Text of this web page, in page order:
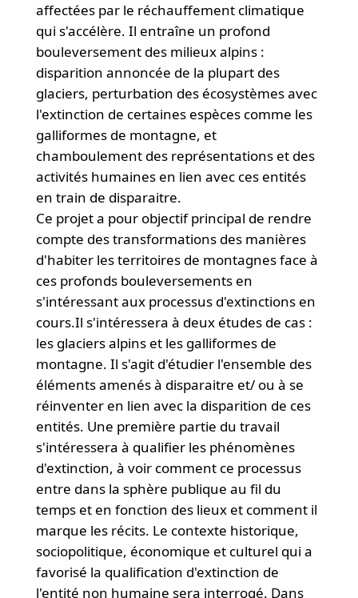
affectées par le réchauffement climatique
qui s'accélère. Il entraîne un profond
bouleversement des milieux alpins :
disparition annoncée de la plupart des
glaciers, perturbation des écosystèmes avec
l'extinction de certaines espèces comme les
galliformes de montagne, et
chamboulement des représentations et des
activités humaines en lien avec ces entités
en train de disparaitre.
Ce projet a pour objectif principal de rendre
compte des transformations des manières
d'habiter les territoires de montagnes face à
ces profonds bouleversements en
s'intéressant aux processus d'extinctions en
cours.Il s'intéressera à deux études de cas :
les glaciers alpins et les galliformes de
montagne. Il s'agit d'étudier l'ensemble des
éléments amenés à disparaitre et/ ou à se
réinventer en lien avec la disparition de ces
entités. Une première partie du travail
s'intéressera à qualifier les phénomènes
d'extinction, à voir comment ce processus
entre dans la sphère publique au fil du
temps et en fonction des lieux et comment il
marque les récits. Le contexte historique,
sociopolitique, économique et culturel qui a
favorisé la qualification d'extinction de
l'entité non humaine sera interrogé. Dans